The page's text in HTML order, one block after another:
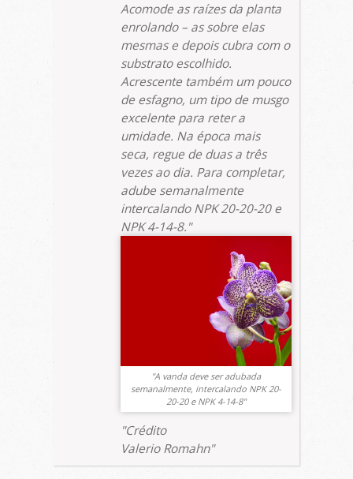
Acomode as raízes da planta
enrolando – as sobre elas
mesmas e depois cubra com o
substrato escolhido.
Acrescente também um pouco
de esfagno, um tipo de musgo
excelente para reter a
umidade. Na época mais
seca, regue de duas a três
vezes ao dia. Para completar,
adube semanalmente
intercalando NPK 20-20-20 e
NPK 4-14-8.
A vanda deve ser adubada
semanalmente, intercalando NPK 20-
20-20 e NPK 4-14-8
Crédito
Valerio Romahn